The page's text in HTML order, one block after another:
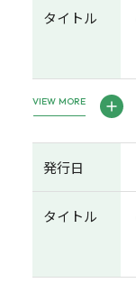
タイトル
VIEW MORE
発行日
タイトル